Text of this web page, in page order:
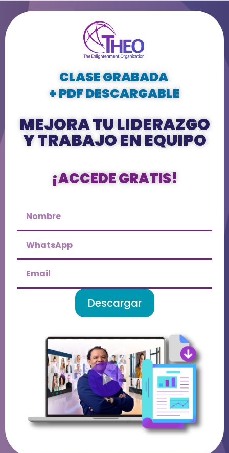
CLASE GRABADA
+PDF DESCARGABLE
MEJORA TU LIDERAZGO
Y TRABAJO EN EQUIPO
¡ACCEDE GRATIS!
Descargar